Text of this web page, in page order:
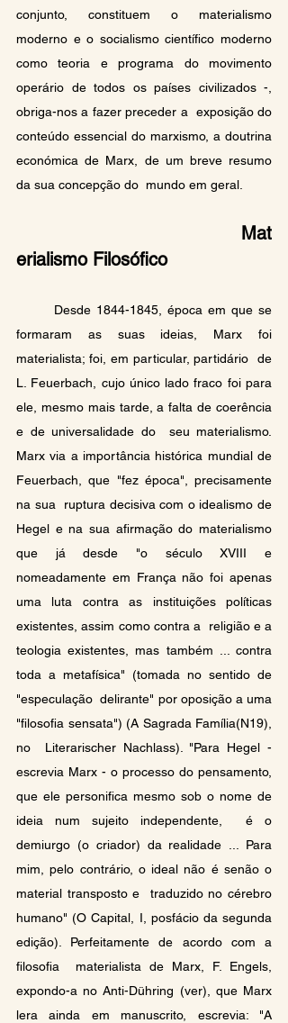
conjunto, constituem o materialismo
moderno e o socialismo científico moderno
como teoria e programa do movimento
operário de todos os países civilizados -,
obriga-nos a fazer preceder a  exposição do
conteúdo essencial do marxismo, a doutrina
económica de Marx, de um breve resumo
da sua concepção do  mundo em geral.
Mat
erialismo Filosófico
formaram as suas ideias, Marx foi
materialista; foi, em particular, partidário  de
L. Feuerbach, cujo único lado fraco foi para
ele, mesmo mais tarde, a falta de coerência
e de universalidade do  seu materialismo.
Marx via a importância histórica mundial de
Feuerbach, que "fez época", precisamente
na sua  ruptura decisiva com o idealismo de
Hegel e na sua afirmação do materialismo
que já desde "o século XVIII e
nomeadamente em França não foi apenas
uma luta contra as instituições políticas
existentes, assim como contra a  religião e a
teologia existentes, mas também ... contra
toda a metafísica" (tomada no sentido de
"especulação  delirante" por oposição a uma
"filosofia sensata") (A Sagrada Família(N19),
no  Literarischer Nachlass). "Para Hegel -
escrevia Marx - o processo do pensamento,
que ele personifica mesmo sob o nome de
ideia num sujeito independente,  é o
demiurgo (o criador) da realidade ... Para
mim, pelo contrário, o ideal não é senão o
material transposto e  traduzido no cérebro
humano" (O Capital, I, posfácio da segunda
edição). Perfeitamente de acordo com a
filosofia  materialista de Marx, F. Engels,
expondo-a no Anti-Dühring (ver), que Marx
lera ainda em manuscrito, escrevia: "A